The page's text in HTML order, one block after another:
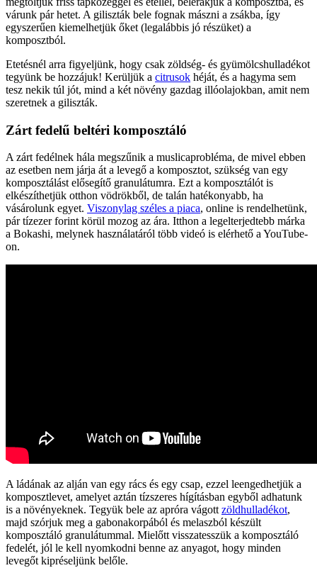
várunk pár hetet. A giliszták bele fognak mászni a zsákba, így
egyszerűen kiemelhetjük őket (legalábbis jó részüket) a
komposztból.
Etetésnél arra figyeljünk, hogy csak zöldség- és gyümölcshulladékot
tegyünk be hozzájuk! Kerüljük a citrusok héját, és a hagyma sem
tesz nekik túl jót, mind a két növény gazdag illóolajokban, amit nem
szeretnek a giliszták.
Zárt fedelű beltéri komposztáló
A zárt fedélnek hála megszűnik a muslicaprobléma, de mivel ebben
az esetben nem járja át a levegő a komposztot, szükség van egy
komposztálást elősegítő granulátumra. Ezt a komposztálót is
elkészíthetjük otthon vödrökből, de talán hatékonyabb, ha
vásárolunk egyet. Viszonylag széles a piaca, online is rendelhetünk,
pár tízezer forint körül mozog az ára. Itthon a legelterjedtebb márka
a Bokashi, melynek használatáról több videó is elérhető a YouTube-
on.
A ládának az alján van egy rács és egy csap, ezzel leengedhetjük a
komposztlevet, amelyet aztán tízszeres hígításban egyből adhatunk
is a növényeknek. Tegyük bele az apróra vágott zöldhulladékot,
majd szórjuk meg a gabonakorpából és melaszból készült
komposztáló granulátummal. Mielőtt visszatesszük a komposztáló
fedelét, jól le kell nyomkodni benne az anyagot, hogy minden
levegőt kipréseljünk belőle.